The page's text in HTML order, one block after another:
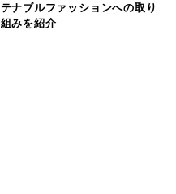
テナブルファッションへの取り
組みを紹介